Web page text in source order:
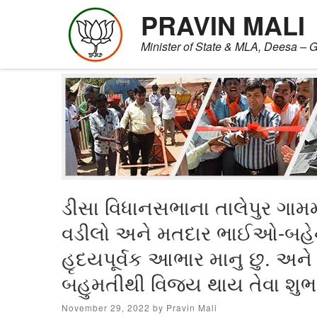
PRAVIN MALI
Minister of State & MLA, Deesa –
ડીસા વિધાનસભાના તાલેપુર
વડીલો અને મતદાર ભાઈઓ-
હૃદયપૂર્વક આભાર માનુ છુ. અને
બહુમતીથી વિજય થાય તેવા
Posted
November 29, 2022 by Pravin Mali